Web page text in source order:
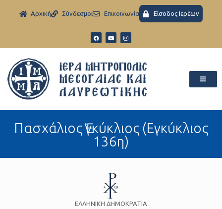
Aρχική Σύνδεσμοι Eπικοινωνία Είσοδος Ιερέων
Πασχάλιος Ἐγκύκλιος (Εγκύκλιος
136η)
ΕΛΛΗΝΙΚΗ ΔΗΜΟΚΡΑΤΙΑ